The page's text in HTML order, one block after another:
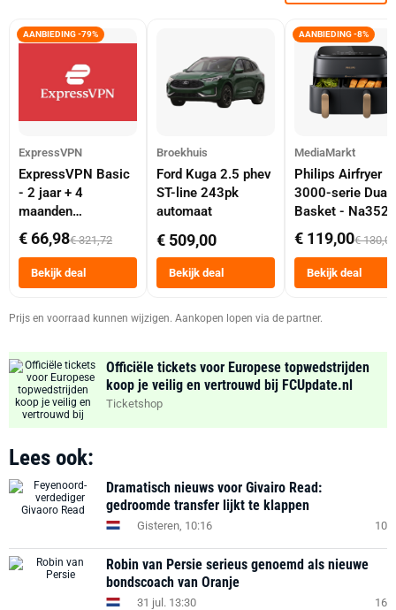
AANBIEDING -79%
ExpressVPN
ExpressVPN Basic
- 2 jaar + 4
maanden
abonnement
€ 66,98€ 321,72
Bekijk deal
Broekhuis
Ford Kuga 2.5 phev
ST-line 243pk
automaat
€ 509,00
Bekijk deal
AANBIEDING -8%
MediaMarkt
Philips Airfryer
3000-serie Dual
Basket -
Dubbele Mand 9
Tot 6 Personen
Heteluchtfriteuse
Zwart
€ 119,00€ 130,00
Bekijk deal
Prijs en voorraad kunnen wijzigen. Aankopen lopen via de partner.
Officiële tickets voor Europese topwedstrijden
koop je veilig en vertrouwd bij FCUpdate.nl
Ticketshop
Lees ook:
Dramatisch nieuws voor Givairo Read:
gedroomde transfer lijkt te klappen
Gisteren, 10:16 10
Robin van Persie serieus genoemd als nieuwe
bondscoach van Oranje
31 jul. 13:30 16